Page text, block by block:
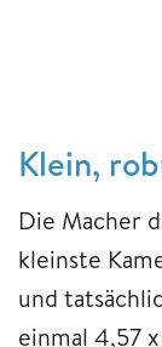
Klein,
Die Macher
kleinste
und
einmal 4,57